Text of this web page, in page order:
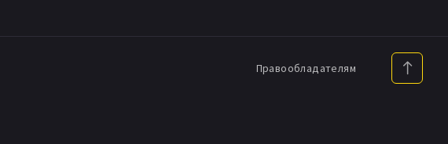
Правообладателям